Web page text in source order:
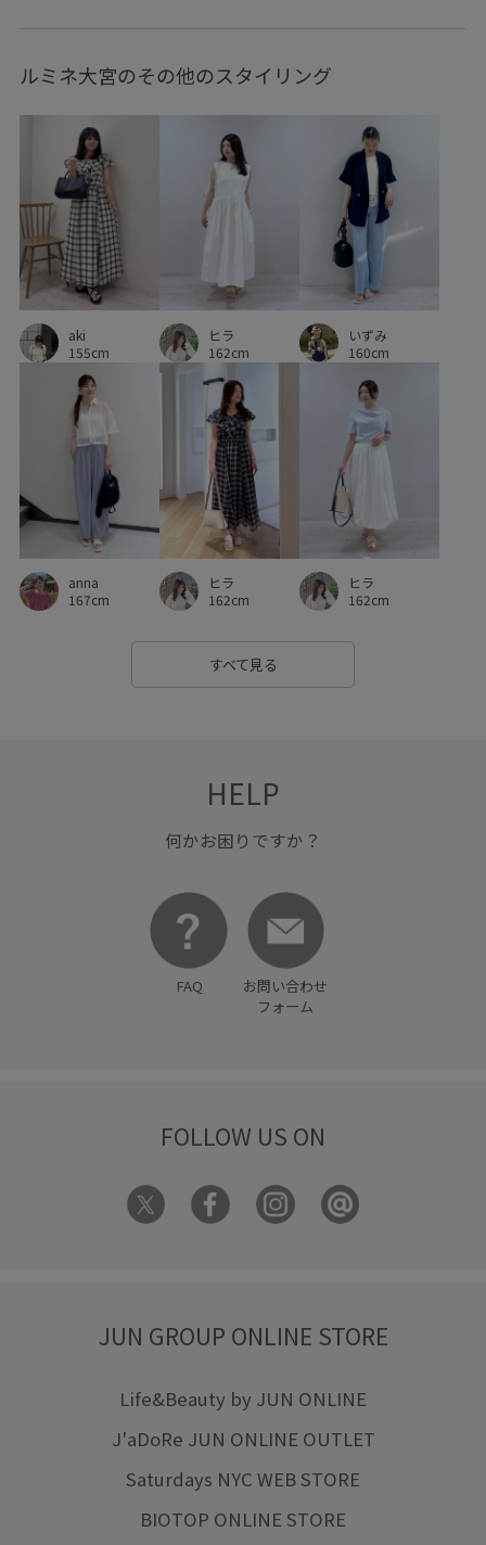
スタイルアップ スッキリ スッキリ見え
ストレスフリー ストレッチ性
スラックス セットアップ タイトスカート
タック ツイル生地 テーパードパンツ デイリー使い
デニムに合わせる トレンド感 ナチュラル
ニット バランスが良い パンツ パール ビジネス
フェミニン フォーマル フォーマルシーン
フリーサイズ ブラウス プレーティング ベルト
ベーシック ポリウレタン ポリエステル ポーチ
レイヤード風
ロングスカート ローヒール ワイドパンツ
ワンピース 上品 伸縮性 優しい印象 光沢感
入園式 卒園式入学式 卒業式入学式 女性らしさ
定番色 幅広 抗菌防臭 抜け感
普段使いも出来る 期間限定pickup
ルミネ大宮のその他のスタイリング
aki
155cm
ヒラ
162cm
いずみ
160cm
anna
167cm
ヒラ
162cm
ヒラ
162cm
すべて見る
HELP
何かお困りですか？
FAQ
お問い合わせ
フォーム
FOLLOW US ON
JUN GROUP ONLINE STORE
Life&Beauty by JUN ONLINE
J'aDoRe JUN ONLINE OUTLET
Saturdays NYC WEB STORE
BIOTOP ONLINE STORE